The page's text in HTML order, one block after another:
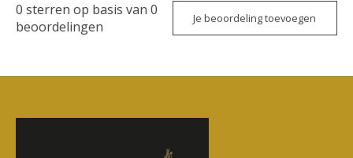
0 sterren op basis van 0
beoordelingen
Je beoordeling toevoegen